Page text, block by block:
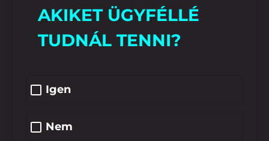
AKIKET ÜGYFÉLLÉ
TUDNÁL TENNI?
Igen
Nem